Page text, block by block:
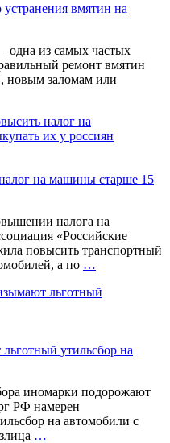
вмятин на
одна из самых частых
ремонт вмятин
новым заломам или
на машины старше 15
налога на
«Российские
повысить транспортный
а по …
утильсбор на
иномарки подорожают
РФ намерен
на автомобили с
…